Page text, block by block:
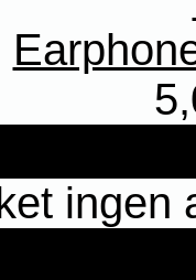
ingen